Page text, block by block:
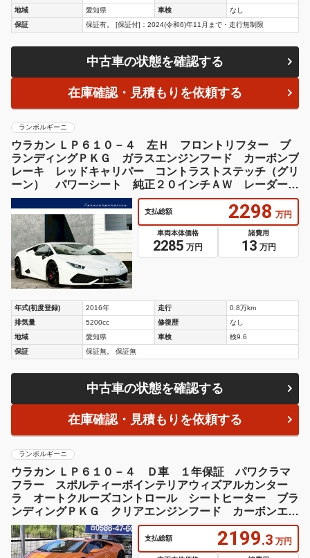
地域
愛知県 車検
なし
保証
保証有。 [保証付]：2024(令和6)年11月まで・走行無制限
中古車の状態を確認する
在庫確認・見積もりを依頼する
ランボルギーニ
ウラカン ＬＰ６１０－４ 左Ｈ フロントリフター ブ
ランディングＰＫＧ ガラスエンジンフード カーボンブ
レーキ レッドキャリパー コントラストステッチ（グリ
ーン） パワーシート 純正２０インチＡＷ レーダー
ドラレコ ＥＴＣ
支払総額 2298 万円
車両本体価格
2285 万円
諸費用
13 万円
年式(初度登録) 2016年 走行
0.8万km
排気量
5200cc 修復歴
なし
地域
愛知県 車検
検9.6
保証
保証無。 保証無
中古車の状態を確認する
在庫確認・見積もりを依頼する
ランボルギーニ
ウラカン ＬＰ６１０－４ Ｄ車 １年保証 パワクラマ
フラー スポルティーボインテリアウィズアルカンター
ラ オートクルーズコントロール シートヒーター ブラ
ンディングＰＫＧ クリアエンジンフード カーボンエン
ジンベイ Ｂカメラ
支払総額 2199.3 万円